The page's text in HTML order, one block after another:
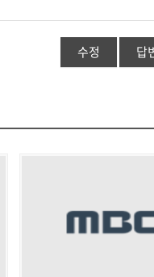
수정 답